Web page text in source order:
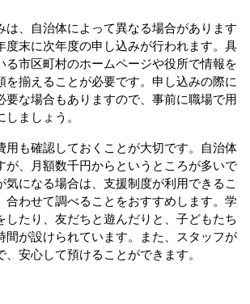
は、自治体によって異なる場合があります
度末に次年度の申し込みが行われます。具
る市区町村のホームページや役所で情報を
を揃えることが必要です。申し込みの際に
要な場合もありますので、事前に職場で用
ましょう。
用も確認しておくことが大切です。自治体
が、月額数千円からというところが多いで
気になる場合は、支援制度が利用できるこ
合わせて調べることをおすすめします。学
したり、友だちと遊んだりと、子どもたち
間が設けられています。また、スタッフが
、安心して預けることができます。